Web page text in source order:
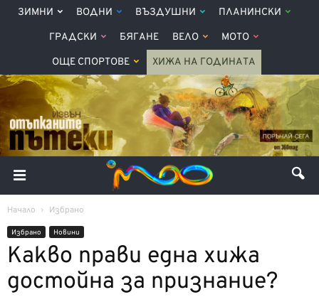
ЗИМНИ ВОДНИ ВЪЗДУШНИ ПЛАНИНСКИ
ГРАДСКИ БЯГАНЕ ВЕЛО МОТО
ОЩЕ СПОРТОВЕ ХИЖА НА ГОДИНАТА
Начало Избрано
Избрано Новини
Какво прави една хижа
достойна за признание?